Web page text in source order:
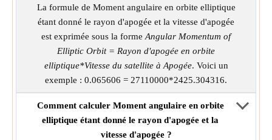
La formule de Moment angulaire en orbite elliptique
étant donné le rayon d'apogée et la vitesse d'apogée
est exprimée sous la forme Angular Momentum of
Elliptic Orbit = Rayon d'apogée en orbite
elliptique*Vitesse du satellite à Apogée. Voici un
exemple : 0.065606 = 27110000*2425.304316.
Comment calculer Moment angulaire en orbite
elliptique étant donné le rayon d'apogée et la
vitesse d'apogée ?